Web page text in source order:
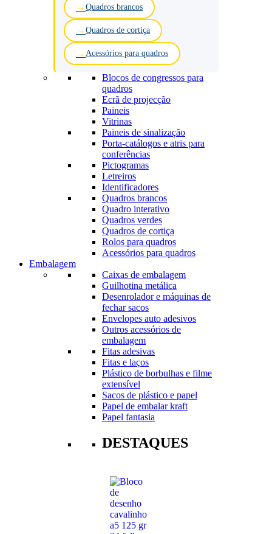
Quadros brancos
Quadros de cortiça
Acessórios para quadros
Blocos de congressos para
quadros
Ecrã de projecção
Paineis
Vitrinas
Paineis de sinalização
Porta-catálogos e atris para
conferências
Pictogramas
Letreiros
Identificadores
Quadros brancos
Quadro interativo
Quadros verdes
Quadros de cortiça
Rolos para quadros
Acessórios para quadros
Embalagem
Caixas de embalagem
Guilhotina metálica
Desenrolador e máquinas de
fechar sacos
Envelopes auto adesivos
Outros acessórios de
embalagem
Fitas adesivas
Fitas e laços
Plástico de borbulhas e filme
extensível
Sacos de plástico e papel
Papel de embalar kraft
Papel fantasia
DESTAQUES